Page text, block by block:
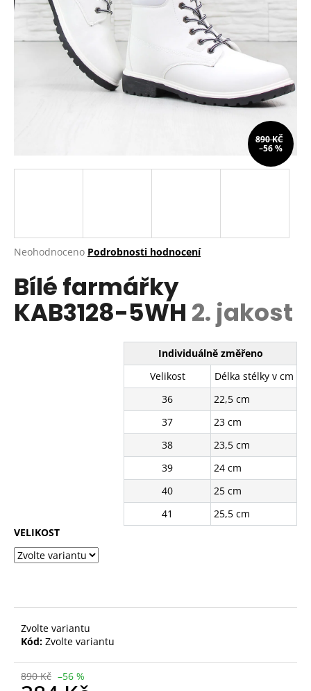
Průměrné
produktu
je
0,0
Neohodnoceno Podrobnosti hodnocení
Bílé farmářky
KAB3128-5WH 2. jakost
Individuálně změřeno
Velikost
Délka stélky v cm
36
22,5 cm
37
23 cm
38
23,5 cm
39
24 cm
40
25 cm
41
25,5 cm
VELIKOST
Zvolte variantu
Kód: Zvolte variantu
890 Kč –56 %
890 KČ
–56 %
a
j
o
p
r
u
č
610
Kč